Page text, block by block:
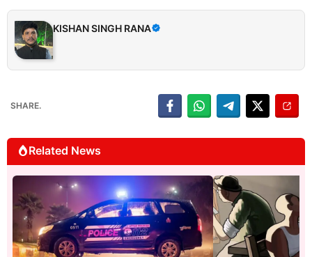
KISHAN SINGH RANA
SHARE.
Related News